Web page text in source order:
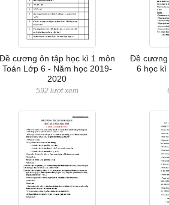
Đề cương ôn tập học kì 1 môn
Toán Lớp 6 - Năm học 2019-
2020
592 lượt xem
Đề cương
6 học kì